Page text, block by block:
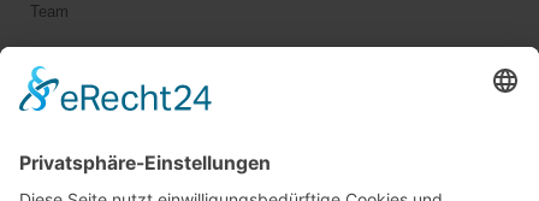
Team
Jetzt vernetzen!
Die ESB auf LinkedIn
Newsletter abonnieren